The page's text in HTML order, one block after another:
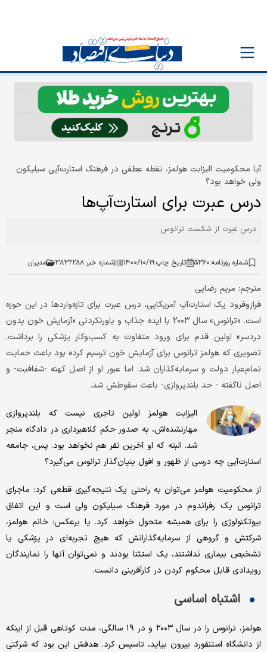
آیا محکومیت الیزابت هولمز، نقطه عطفی در فرهنگ استارت‌آپی سیلیکون
ولی خواهد بود؟
درس عبرت برای استارت‌آپ‌ها
درس عبرت از شکست ترانوس
شماره روزنامه:۵۳۶۰ تاریخ چاپ:۱۴۰۰/۱۰/۱۹ شماره خبر:۳۸۳۲۲۸۸ مدیران
مترجم: مریم رضایی
فرازوفرود یک استارت‌آپ آمریکایی، درس عبرت برای تازه‌واردها در این حوزه
است. «ترانوس» سال ۲۰۰۳ با ایده جذاب و باورنکردنی «آزمایش خون بدون
دردسر» اولین قدم برای ورود متفاوت به کسب‌وکار پزشکی را برداشت.
تصویری که هولمز ترانوس برای آزمایش خون ترسیم کرده بود باعث حمایت
تمام‌عیار دولت و سرمایه‌گذاران شد. اما عبور او از اصل کهنه -شفافیت- و
اصل ناگفته - حد بلندپروازی- باعث سقوطش شد.
الیزابت هولمز اولین تاجری نیست که بلندپروازی
مهارنشده‌اش، به صدور حکم کلاهبرداری در دادگاه منجر
شد. البته که او آخرین نفر هم نخواهد بود. پس، جامعه
استارت‌آپی چه درسی از ظهور و افول بنیان‌گذار ترانوس می‌گیرد؟
از محکومیت هولمز می‌توان به راحتی یک نتیجه‌گیری قطعی کرد: ماجرای
ترانوس یک رفراندوم در مورد فرهنگ سیلیکون ولی است و این اتفاق
بیوتکنولوژی را برای همیشه متحول خواهد کرد. یا برعکس: خانم هولمز،
شرکتش و گروهی از سرمایه‌گذارانش که هیچ تجربه‌ای در پزشکی یا
تشخیص بیماری نداشتند، یک استثنا بودند و نمی‌توان آنها را نمایندگان
رویدادی قابل محکوم کردن در کارآفرینی دانست.
اشتباه اساسی
هولمز، ترانوس را در سال ۲۰۰۳ و در ۱۹ سالگی، مدت کوتاهی قبل از اینکه
از دانشگاه استنفورد بیرون بیاید، تاسیس کرد. هدفش این بود که شرکتی